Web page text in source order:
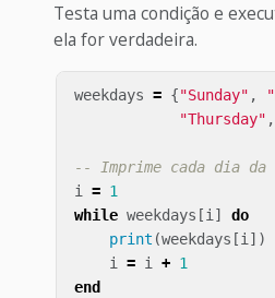
Testa uma condição e
ela for verdadeira.
weekdays = {"Sunday" ,
"Thursday" ,
-- Imprime cada dia da
i = 1
while weekdays [i]
do
print (weekdays [i])
i = i + 1
end